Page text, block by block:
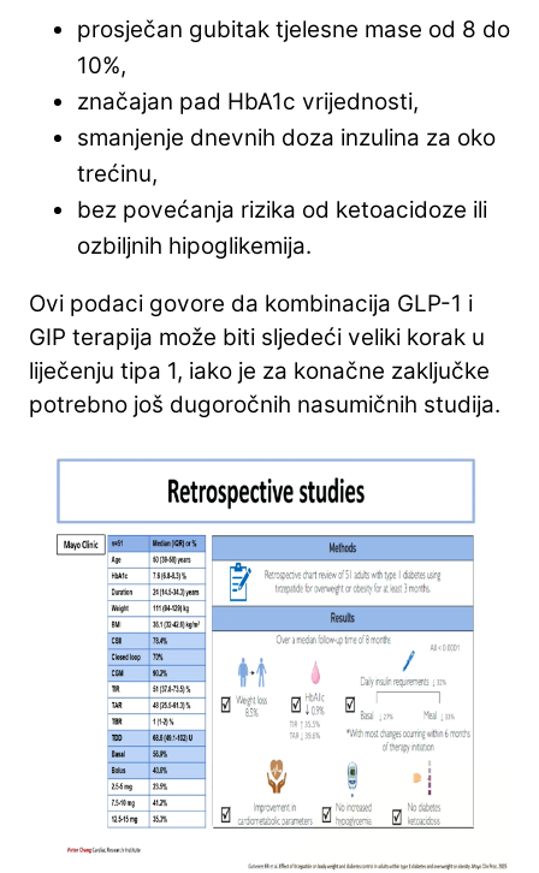
prosječan gubitak tjelesne mase od 8 do
10%,
značajan pad HbA1c vrijednosti,
smanjenje dnevnih doza inzulina za oko
trećinu,
bez povećanja rizika od ketoacidoze ili
ozbiljnih hipoglikemija.
Ovi podaci govore da kombinacija GLP-1 i
GIP terapija može biti sljedeći veliki korak u
liječenju tipa 1, iako je za konačne zaključke
potrebno još dugoročnih nasumičnih studija.